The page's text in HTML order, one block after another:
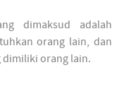
orang lain, dan
dimiliki orang lain.